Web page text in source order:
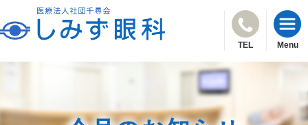
TEL Menu